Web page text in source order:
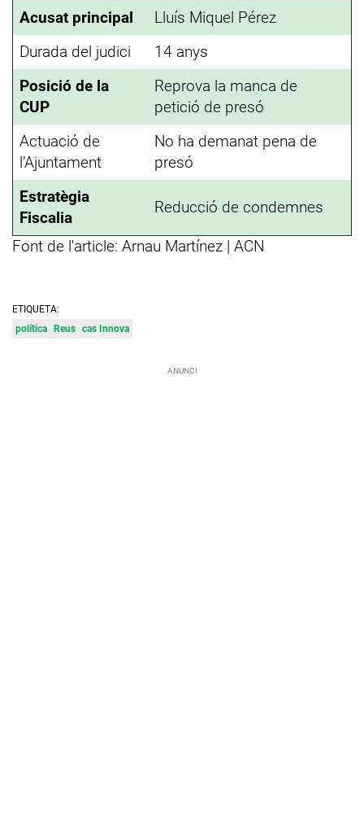
Acusat principal
Lluís Miquel Pérez
Durada del judici
14 anys
Posició de la
CUP
Reprova la manca de
petició de presó
Actuació de
l’Ajuntament
No ha demanat pena de
presó
Estratègia
Fiscalia
Reducció de condemnes
Font de l'article: Arnau Martínez | ACN
ETIQUETA:
política Reus cas Innova